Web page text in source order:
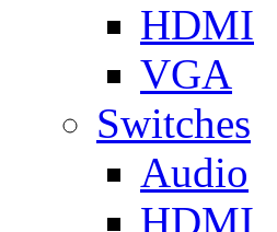
HDMI
VGA
Switches
Audio
HDMI